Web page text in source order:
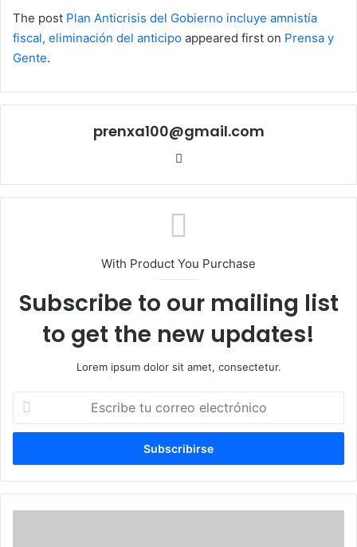
The post Plan Anticrisis del Gobierno incluye amnistía
fiscal, eliminación del anticipo appeared first on Prensa y
Gente.
prenxa100@gmail.com
With Product You Purchase
Subscribe to our mailing list
to get the new updates!
Lorem ipsum dolor sit amet, consectetur.
Escribe
correo